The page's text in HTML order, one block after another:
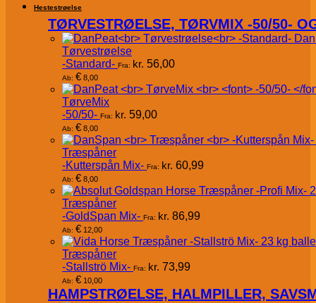
Hestestrøelse
TØRVESTRØELSE, TØRVMIX -50/50-
Tørvestrøelse
-Standard- Fra: kr. 56,00
Ab: € 8,00
TørveMix
-50/50- Fra: kr. 59,00
Ab: € 8,00
Træspåner
-Kutterspån Mix- Fra: kr. 60,99
Ab: € 8,00
Træspåner
-GoldSpan Mix- Fra: kr. 86,99
Ab: € 12,00
Træspåner
-Stallströ Mix- Fra: kr. 73,99
Ab: € 10,00
HAMPSTRØELSE, HALMPILLER,